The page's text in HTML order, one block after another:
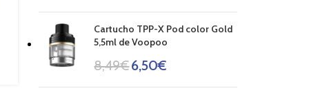
Cartucho TPP-X Pod color Gold
5,5ml de Voopoo
8,49€6,50€